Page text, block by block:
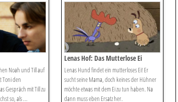
Noah und Till auf
Toni den
Gespräch mit Till zu
so, als ...
Lenas Hof: Das Mutterlose Ei
Lenas Hund findet ein mutterloses Ei! Er
sucht seine Mama, doch keines der Hühner
möchte etwas mit dem Ei zu tun haben. Na
dann muss eben Ersatz her.